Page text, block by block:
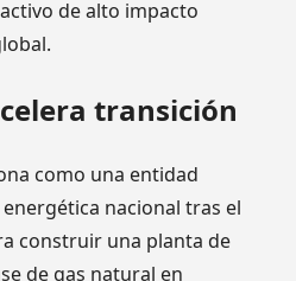
de alto impacto
transición
como una entidad
nacional tras el
construir una planta de
de gas natural en